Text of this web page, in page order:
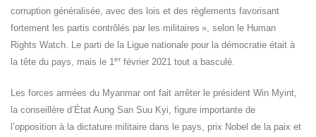
corruption généralisée, avec des lois et des règlements favorisant
fortement les partis contrôlés par les militaires », selon le Human
Rights Watch. Le parti de la Ligue nationale pour la démocratie était à
la tête du pays, mais le 1er février 2021 tout a basculé.
Les forces armées du Myanmar ont fait arrêter le président Win Myint,
la conseillère d’État Aung San Suu Kyi, figure importante de
l’opposition à la dictature militaire dans le pays, prix Nobel de la paix et